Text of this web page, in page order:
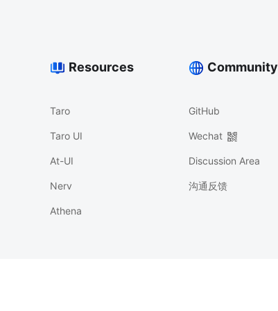
Resources
Taro
Taro UI
At-UI
Nerv
Athena
Community
GitHub
Wechat
Discussion Area
沟通反馈